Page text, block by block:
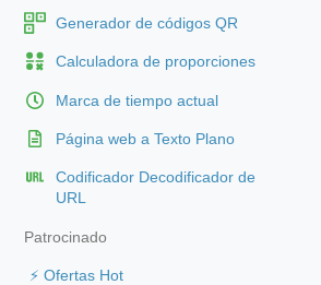
Generador de códigos QR
Calculadora de proporciones
Marca de tiempo actual
Página web a Texto Plano
Codificador Decodificador de
URL
Patrocinado
⚡ Ofertas Hot